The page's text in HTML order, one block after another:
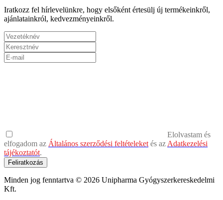
Iratkozz fel hírlevelünkre, hogy elsőként értesülj új termékeinkről,
ajánlatainkról, kedvezményeinkről.
Elolvastam és
elfogadom az Általános szerződési feltételeket és az Adatkezelési
tájékoztatót.
Feliratkozás
Minden jog fenntartva © 2026 Unipharma Gyógyszerkereskedelmi
Kft.